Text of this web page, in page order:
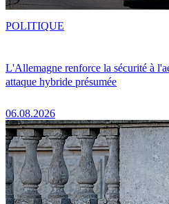
L'Allemagne renforce la sécurité à
attaque hybride présumée
06.08.2026
POLITIQUE